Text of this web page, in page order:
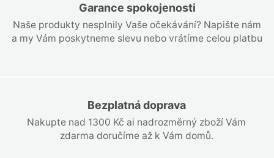
Garance spokojenosti
Naše produkty nesplnily Vaše očekávání? Napište nám
a my Vám poskytneme slevu nebo vrátíme celou platbu
Bezplatná doprava
Nakupte nad 1300 Kč ai nadrozměrný zboží Vám
zdarma doručíme až k Vám domů.